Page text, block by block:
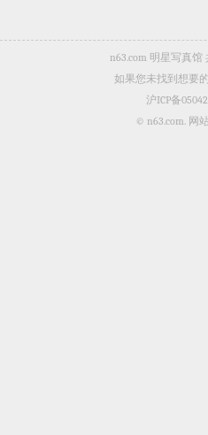
n63.com 明星写真
如果您未找到想要
沪ICP备
© n63.com. 网